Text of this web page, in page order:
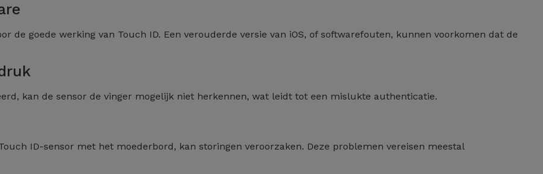
de goede werking van Touch ID. Een verouderde versie van iOS, of softwarefouten, kunnen voorkomen dat de
kan de sensor de vinger mogelijk niet herkennen, wat leidt tot een mislukte authenticatie.
ID-sensor met het moederbord, kan storingen veroorzaken. Deze problemen vereisen meestal